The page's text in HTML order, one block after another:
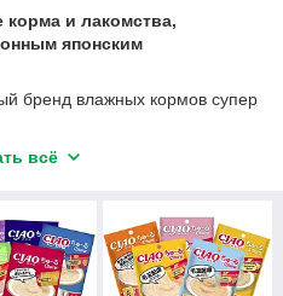
и лакомства,
японским
бренд влажных кормов супер
и вкус своих
не попадает в рыбий жир,
окисления.
и питательные
свежей рыбы и добавления
всё